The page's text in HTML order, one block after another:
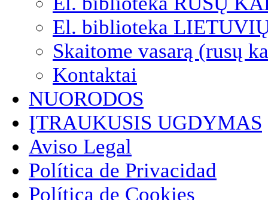
El. biblioteka
Skaitome vasarą (rusų
Kontaktai
NUORODOS
ĮTRAUKUSIS UGDYMAS
Aviso Legal
Política de Privacidad
Política de Cookies